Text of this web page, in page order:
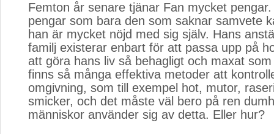
Femton år senare tjänar Fan mycket
pengar som bara den som saknar samvete
han är mycket nöjd med sig själv. Hans
familj existerar enbart för att passa upp på
att göra hans liv så behagligt och maxat
finns så många effektiva metoder att
omgivning, som till exempel hot, mutor,
smicker, och det måste väl bero på ren
människor använder sig av detta. Eller hur?